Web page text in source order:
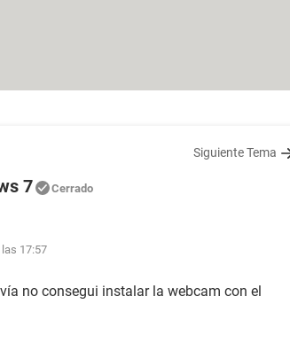
Siguiente Tema
7 Cerrado
17:57
no consegui instalar la webcam con el